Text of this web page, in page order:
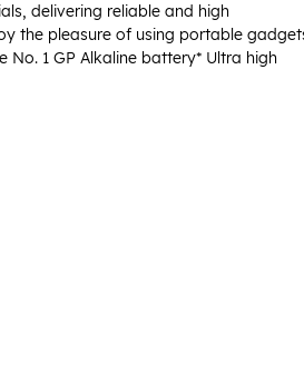
delivering reliable and high
the pleasure of using portable
No. 1 GP Alkaline battery* Ultra high